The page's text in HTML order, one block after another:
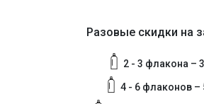
Разовые скидки на
2 - 3 флакона –
4 - 6 флаконов –